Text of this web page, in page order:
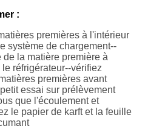
:
premières à l'intérieur
système de chargement--
la matière première à
réfrigérateur--vérifiez
premières avant
essai sur prélèvement
que l'écoulement et
le papier de karft et la feuille